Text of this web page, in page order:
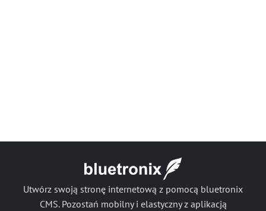
Utwórz swoją stronę internetową z pomocą bluetronix
CMS. Pozostań mobilny i elastyczny z aplikacją